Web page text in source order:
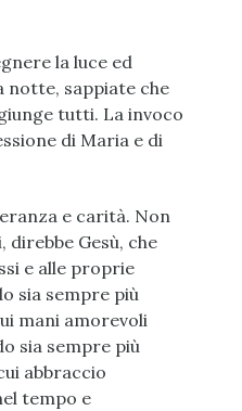
la luce ed
notte, sappiate che
tutti. La invoco
di Maria e di
e carità. Non
direbbe Gesù, che
e alle proprie
sia sempre più
mani amorevoli
sia sempre più
abbraccio
tempo e